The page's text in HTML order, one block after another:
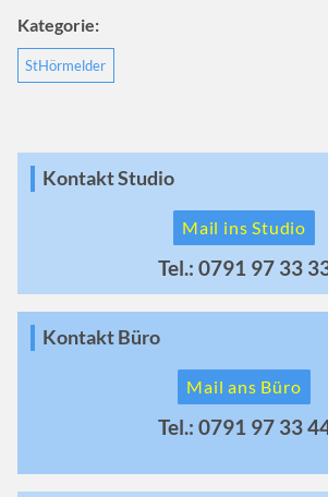
Kategorie:
StHörmelder
Kontakt Studio
Mail ins Studio
Tel.: 0791 97 33
Kontakt Büro
Mail ans Büro
Tel.: 0791 97 33